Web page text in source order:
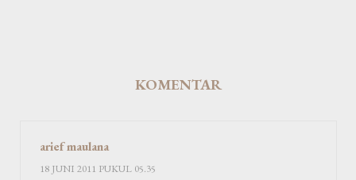
KOMENTAR
arief maulana
18 JUNI 2011 PUKUL 05.35